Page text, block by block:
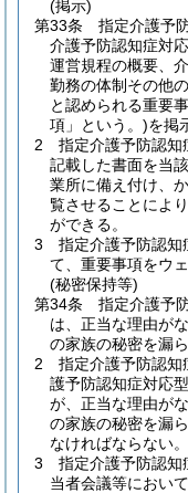
(掲示)
第33条
指定介護予
介護予防認知症対
運営規程の概要、
勤務の体制その他
と認められる重要
項」という。)を掲
2
指定介護予防認知
記載した書面を当
業所に備え付け、
覧させることにより
ができる。
3
指定介護予防認知
て、重要事項をウ
(秘密保持等)
第34条
指定介護予
は、正当な理由が
の家族の秘密を漏
2
指定介護予防認知
護予防認知症対応
が、正当な理由が
の家族の秘密を漏
なければならない。
3
指定介護予防認知
当者会議等におい